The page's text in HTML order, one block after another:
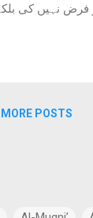
فرض نہیں کی
الحنبلیؒ
MORE POSTS